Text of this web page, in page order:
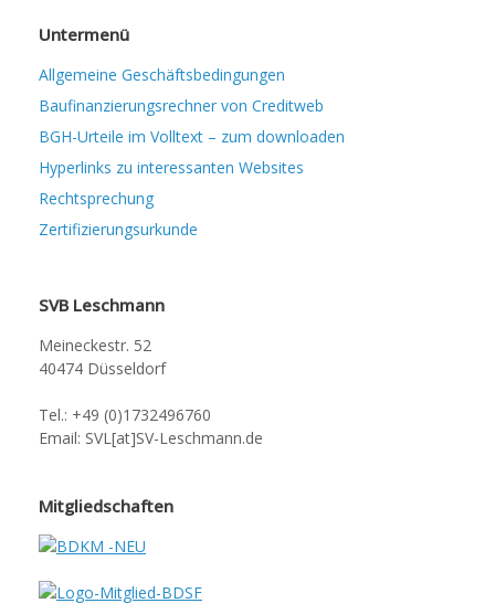
Untermenü
Allgemeine Geschäftsbedingungen
Baufinanzierungsrechner von Creditweb
BGH-Urteile im Volltext – zum downloaden
Hyperlinks zu interessanten Websites
Rechtsprechung
Zertifizierungsurkunde
SVB Leschmann
Meineckestr. 52
40474 Düsseldorf
Tel.: +49 (0)1732496760
Email: SVL[at]SV-Leschmann.de
Mitgliedschaften